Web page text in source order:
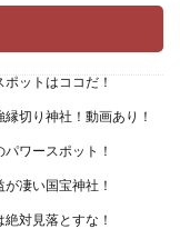
ットはココだ！
切り神社！動画あり！
ワースポット！
凄い国宝神社！
対見落とすな！